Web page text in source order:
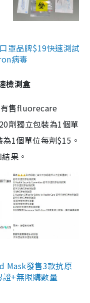
罩品牌$19快速測試
病毒
檢測盒
售fluorecare
劑獨立包裝為1個單
1個單位每劑$15。
果。
Mask發售3款抗原
+無限購數量